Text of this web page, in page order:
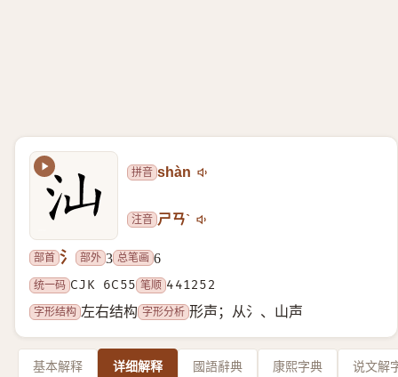
拼音 shàn
注音 ㄕㄢˋ
部首 氵 部外 3 总笔画 6
统一码 CJK 6C55 笔顺 441252
字形结构 左右结构 字形分析 形声；从氵、山声
基本解释 详细解释 國語辭典 康熙字典 说文解